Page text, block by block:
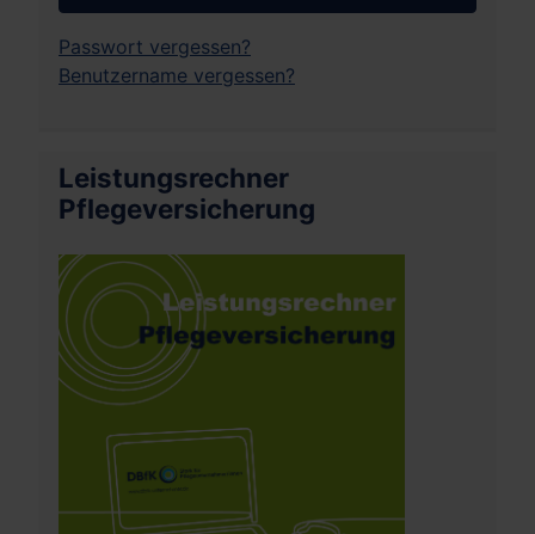
Passwort vergessen?
Benutzername vergessen?
Leistungsrechner
Pflegeversicherung